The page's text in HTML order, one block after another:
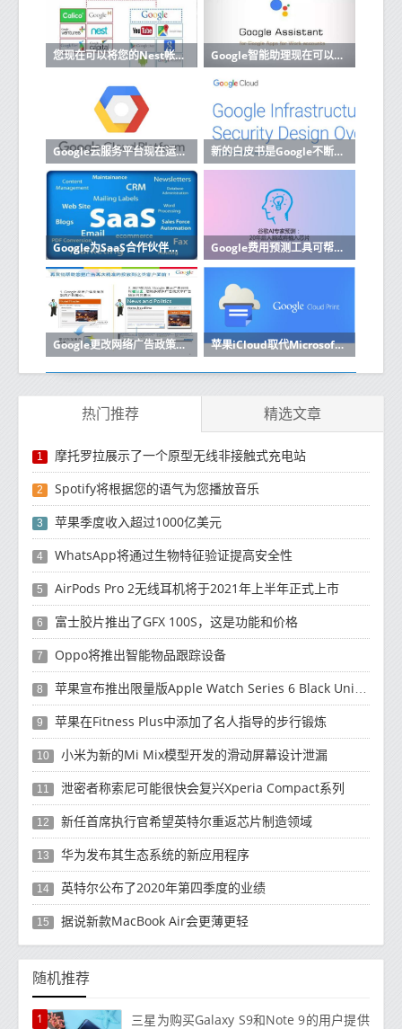
您现在可以将您的Nest帐户迁移到Google帐户 Google智能助理现在可以阅读和回复来自更多应用的消息
Google云服务平台现在运行内部部署 新的白皮书是Google不断努力使其云计算运营更加透明的一部分
Google为SaaS合作伙伴启动了新的云计划 Google费用预测工具可帮助企业改善预算云成本
Google更改网络广告政策以符合欧盟的GDPR 苹果iCloud取代Microsoft Azure缺席Google Cloud
热门推荐 精选文章
1 摩托罗拉展示了一个原型无线非接触式充电站
2 Spotify将根据您的语气为您播放音乐
3 苹果季度收入超过1000亿美元
4 WhatsApp将通过生物特征验证提高安全性
5 AirPods Pro 2无线耳机将于2021年上半年正式上市
6 富士胶片推出了GFX 100S，这是功能和价格
7 Oppo将推出智能物品跟踪设备
8 苹果宣布推出限量版Apple Watch Series 6 Black Unity智能手表
9 苹果在Fitness Plus中添加了名人指导的步行锻炼
10 小米为新的Mi Mix模型开发的滑动屏幕设计泄漏
11 泄密者称索尼可能很快会复兴Xperia Compact系列
12 新任首席执行官希望英特尔重返芯片制造领域
13 华为发布其生态系统的新应用程序
14 英特尔公布了2020年第四季度的业绩
15 据说新款MacBook Air会更薄更轻
随机推荐
1
三星为购买Galaxy S9和Note 9的用户提供